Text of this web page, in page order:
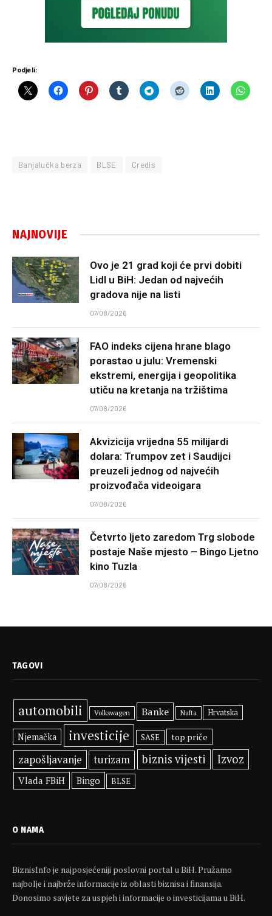
Podjeli:
Banjalučka berza BLSE Credis
NAJNOVIJE
Ovo je 21 grad koji će prvi dobiti
Lidl u BiH: Jedan od najvećih
gradova nije na listi
07/08/2026
FAO indeks cijena hrane blago
porastao u julu: Vremenski
ekstremi, energija i geopolitika
utiču na kretanja na tržištima
07/08/2026
Akvizicija vrijedna 55 milijardi
dolara: Trumpov zet i Saudijci
preuzeli jednog od najvećih
proizvođača videoigara
07/08/2026
Četvrto ljeto zaredom Trg slobode
postaje Naše mjesto – Bingo Ljetno
kino Tuzla
07/08/2026
TAGOVI
automobili Volkswagen Banke Nafta Hrvatska
Njemačka investicije SASE top priče
zapošljavanje turizam biznis vijesti Izvoz
Vlada FBiH Bingo BLSE
O NAMA
BiznisInfo je najposjećeniji poslovni portal u BiH. Pružamo
najbolje i najbrže informacije iz oblasti biznisa i finansija.
Donosimo savjete za uspjeh i informacije o investicijama u BiH.